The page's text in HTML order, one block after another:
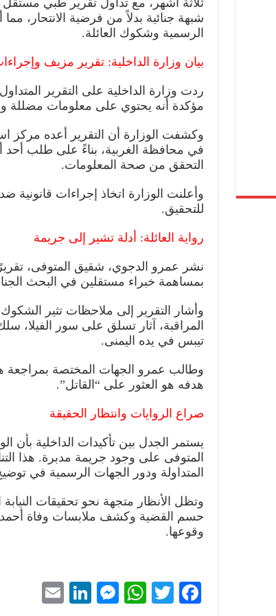
ثلاثة أشهر، مع تداول تقرير طبي
شبهة جنائية بدلاً من فرضية الانتحار،
الرسمية وشكوك العائلة.
بيان وزارة الداخلية: تقرير مزيف
ردت وزارة الداخلية على التقرير
مؤكدة أنه يحتوي على معلومات مضللة
وكشفت الوزارة أن التقرير أعده مركز
في محافظة الغربية، بناءً على طلب أحد
التحقق من صحة المعلومات.
وأعلنت الوزارة اتخاذ إجراءات قانونية ضد
للتحقيق.
رواية العائلة: أدلة تشير إلى جريمة
نشر عمرو الدجوي، شقيق المتوفى،
بمساهمة خبراء مستقلين في البحث
وأشار التقرير إلى ملاحظات تثير
المراقبة، آثار تسلق على سور
تيبس في يده اليمنى.
وطالب عمرو الجهات المختصة بمراجعة
هدفه هو العثور على “القاتل”.
صراع الروايات وانتظار الحقيقة
يستمر الجدل بين تأكيدات الداخلية بأن
المتوفى على وجود جريمة مدبرة. هذا
المتداولة ودور الجهات الرسمية في
وتظل الأنظار متجهة نحو تحقيقات
حسم القضية وكشف ملابسات وفاة أحمد
وقوعها.
Fa
T
W
M
Li